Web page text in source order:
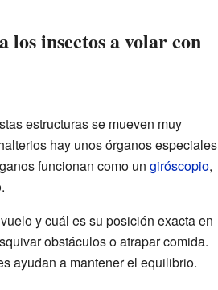
los insectos a volar con
estructuras se mueven muy
hay unos órganos especiales
funcionan como un giróscopio,
y cuál es su posición exacta en
obstáculos o atrapar comida.
ayudan a mantener el equilibrio.